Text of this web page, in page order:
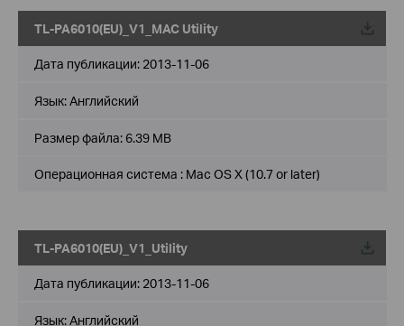
TL-PA6010(EU)_V1_MAC Utility
Дата публикации: 2013-11-06
Язык:Английский
Размер файла: 6.39 MB
Операционная система : Mac OS X (10.7 or later)
TL-PA6010(EU)_V1_Utility
Дата публикации: 2013-11-06
Язык:Английский